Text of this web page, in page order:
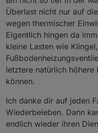
Überlast nicht nur auf
wegen thermischer
Eigentlich hingen da
kleine Lasten wie
letztere natürlich höhere
können.
Ich danke dir auf jeden
Wiederbeleben. Dann
endlich wieder ihren